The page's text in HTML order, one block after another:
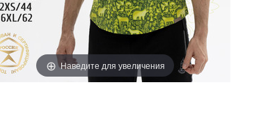
Наведите для увеличения